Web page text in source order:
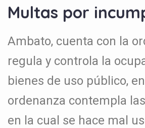
Multas por
Ambato, cuenta con la
regula y controla la
bienes de uso público,
ordenanza contempla
en la cual se hace mal